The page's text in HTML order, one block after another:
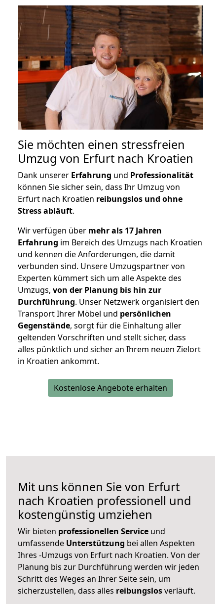
Sie möchten einen stressfreien
Umzug von Erfurt nach Kroatien
Dank unserer Erfahrung und Professionalität
können Sie sicher sein, dass Ihr Umzug von
Erfurt nach Kroatien reibungslos und ohne
Stress abläuft.
Wir verfügen über mehr als 17 Jahren
Erfahrung im Bereich des Umzugs nach Kroatien
und kennen die Anforderungen, die damit
verbunden sind. Unsere Umzugspartner von
Experten kümmert sich um alle Aspekte des
Umzugs, von der Planung bis hin zur
Durchführung. Unser Netzwerk organisiert den
Transport Ihrer Möbel und persönlichen
Gegenstände, sorgt für die Einhaltung aller
geltenden Vorschriften und stellt sicher, dass
alles pünktlich und sicher an Ihrem neuen Zielort
in Kroatien ankommt.
Kostenlose Angebote erhalten
Mit uns können Sie von Erfurt
nach Kroatien professionell und
kostengünstig umziehen
Wir bieten professionellen Service und
umfassende Unterstützung bei allen Aspekten
Ihres -Umzugs von Erfurt nach Kroatien. Von der
Planung bis zur Durchführung werden wir jeden
Schritt des Weges an Ihrer Seite sein, um
sicherzustellen, dass alles reibungslosverläuft.